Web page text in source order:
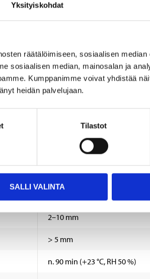
Yksityiskohdat
räätälöimiseen, sosiaalisen
sosiaalisen median, mainosalan ja
Kumppanimme voivat yhdistää
heidän palvelujaan.
Tilastot
SALLI VALINTA
Tummanharmaa
2–10 mm
> 5 mm
n. 90 min (+23 °C, RH 50 %)